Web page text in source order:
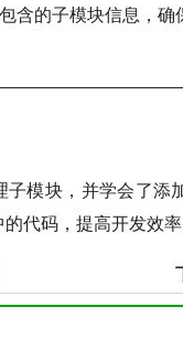
含的子模块信息，
模块，并学会了添
代码，提高开发效率